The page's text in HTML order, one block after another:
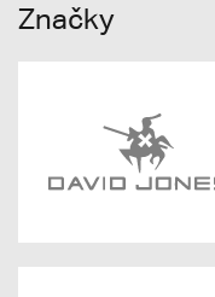
Značky